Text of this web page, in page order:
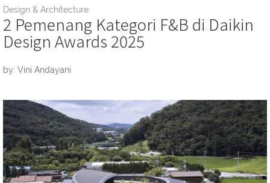
Design & Architecture
2 Pemenang Kategori F&B di Daikin
Design Awards 2025
by: Vini Andayani